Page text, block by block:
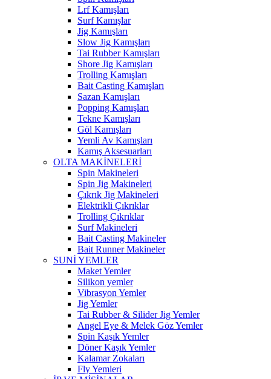
Lrf Kamışları
Surf Kamışlar
Jig Kamışları
Slow Jig Kamışları
Tai Rubber Kamışları
Shore Jig Kamışları
Trolling Kamışları
Bait Casting Kamışları
Sazan Kamışları
Popping Kamışları
Tekne Kamışları
Göl Kamışları
Yemli Av Kamışları
Kamış Aksesuarları
OLTA MAKİNELERİ
Spin Makineleri
Spin Jig Makineleri
Çıkrık Jig Makineleri
Elektrikli Çıkrıklar
Trolling Çıkrıklar
Surf Makineleri
Bait Casting Makineler
Bait Runner Makineler
SUNİ YEMLER
Maket Yemler
Silikon yemler
Vibrasyon Yemler
Jig Yemler
Tai Rubber & Silider Jig Yemler
Angel Eye & Melek Göz Yemler
Spin Kaşık Yemler
Döner Kaşık Yemler
Kalamar Zokaları
Fly Yemleri